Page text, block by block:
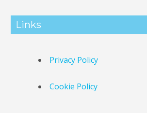
Links
Privacy Policy
Cookie Policy